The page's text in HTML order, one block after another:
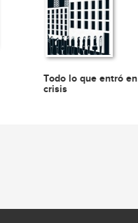
Todo lo que entró en
crisis